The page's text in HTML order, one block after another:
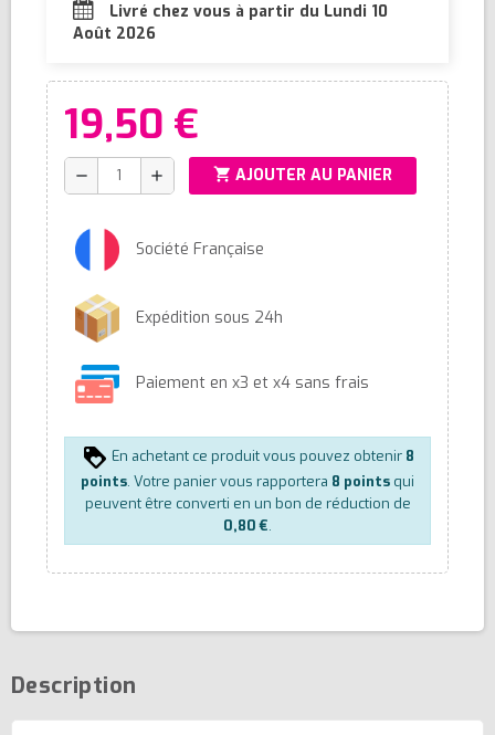
Livré chez vous à partir du Lundi 10
Août 2026
19,50 €
remove add shopping_cart AJOUTER AU PANIER
Société Française
Expédition sous 24h
Paiement en x3 et x4 sans frais
En achetant ce produit vous pouvez obtenir 8
points. Votre panier vous rapportera 8 points qui
peuvent être converti en un bon de réduction de
0,80 €.
Description